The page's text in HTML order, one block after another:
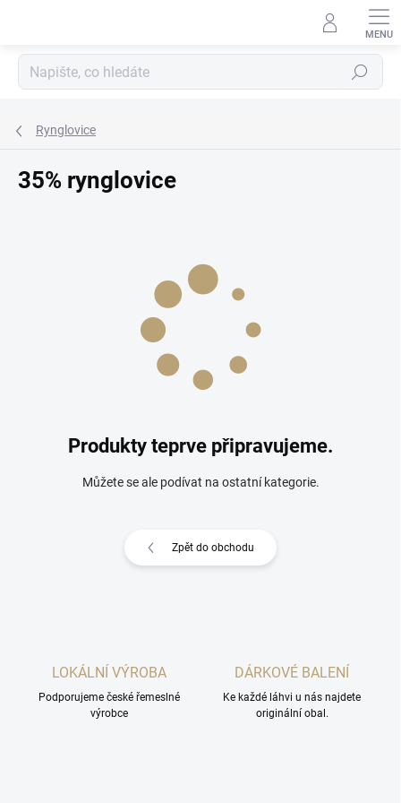
Hledat
Rynglovice
35% rynglovice
Produkty teprve připravujeme.
Můžete se ale podívat na ostatní kategorie.
Zpět do obchodu
LOKÁLNÍ VÝROBA
Podporujeme české řemeslné
výrobce
DÁRKOVÉ BALENÍ
Ke každé láhvi u nás najdete
originální obal.